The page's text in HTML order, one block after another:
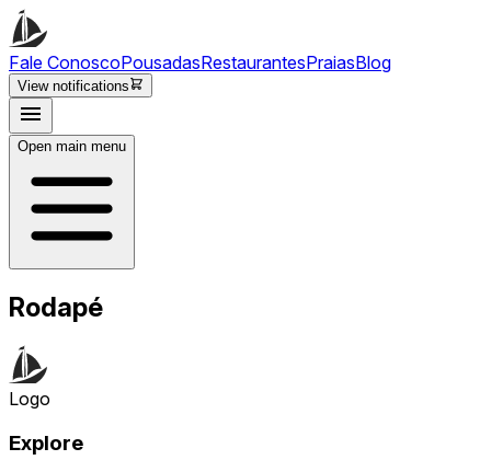
Fale ConoscoPousadasRestaurantesPraiasBlog
View notifications
Open main menu
Rodapé
Logo
Explore